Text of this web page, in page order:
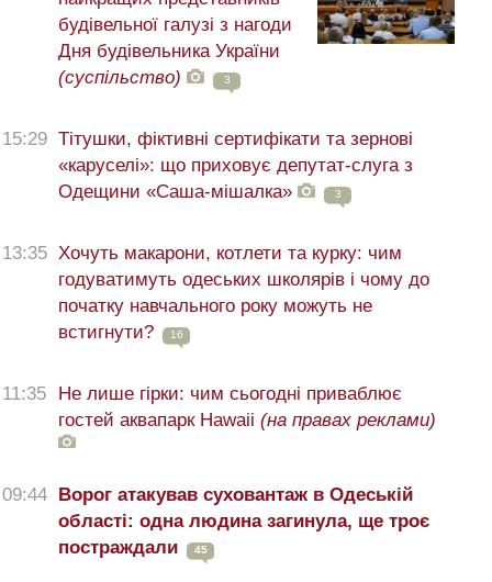
будівельної галузі з нагоди
Дня будівельника України
(суспільство)
3
15:29 Тітушки, фіктивні сертифікати та зернові
«каруселі»: що приховує депутат-слуга з
Одещини «Саша-мішалка»
3
13:35 Хочуть макарони, котлети та курку: чим
годуватимуть одеських школярів і чому до
початку навчального року можуть не
встигнути?
16
11:35
Не лише гірки: чим сьогодні приваблює
гостей аквапарк Hawaii (на правах реклами)
09:44 Ворог атакував суховантаж в Одеській
області: одна людина загинула, ще троє
постраждали
45